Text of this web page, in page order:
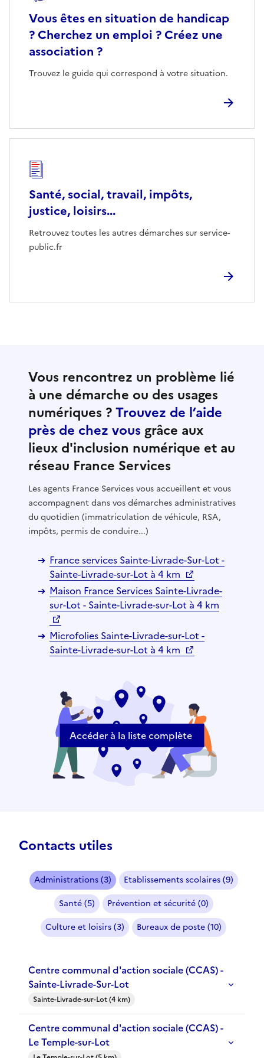
Vous êtes en situation de handicap
? Cherchez un emploi ? Créez une
association ?
Trouvez le guide qui correspond à votre situation.
Santé, social, travail, impôts,
justice, loisirs...
Retrouvez toutes les autres démarches sur service-
public.fr
Vous rencontrez un problème lié
à une démarche ou des usages
numériques ?Trouvez de l’aide
près de chez vous grâce aux
lieux d'inclusion numérique et au
réseau France Services
Les agents France Services vous accueillent et vous
accompagnent dans vos démarches administratives
du quotidien (immatriculation de véhicule, RSA,
impôts, permis de conduire...)
France services Sainte-Livrade-Sur-Lot -
Sainte-Livrade-sur-Lot à 4 km
Maison France Services Sainte-Livrade-
sur-Lot - Sainte-Livrade-sur-Lot à 4 km
Microfolies Sainte-Livrade-sur-Lot -
Sainte-Livrade-sur-Lot à 4 km
Accéder à la liste complète
Contacts utiles
Administrations (3)
Etablissements scolaires (9)
Santé (5)
Prévention et sécurité (0)
Culture et loisirs (3)
Bureaux de poste (10)
Centre communal d'action sociale (CCAS) -
Sainte-Livrade-Sur-Lot
Sainte-Livrade-sur-Lot (4 km)
Centre communal d'action sociale (CCAS) -
Le Temple-sur-Lot